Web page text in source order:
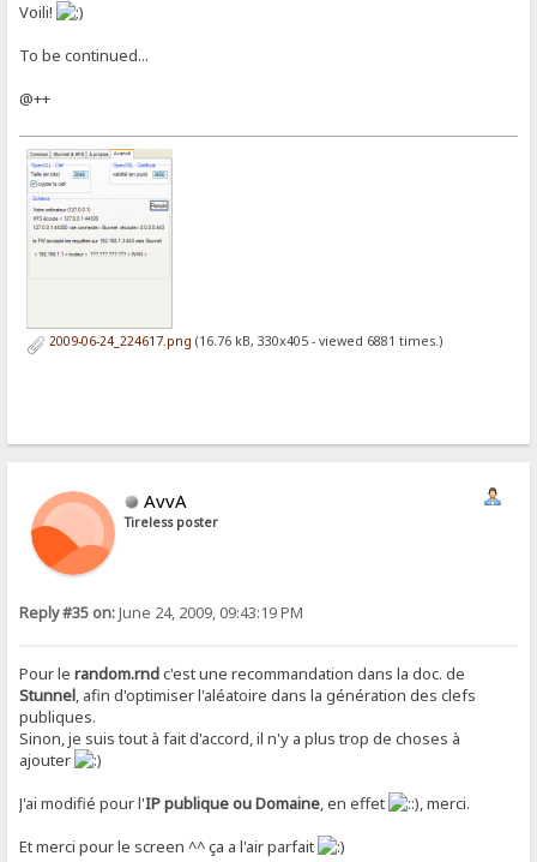
Voili!
To be continued...
@++
2009-06-24_224617.png (16.76 kB, 330x405 - viewed 6881 times.)
AvvA
Tireless poster
Reply #35 on:June 24, 2009, 09:43:19 PM
Pour lerandom.rndc'est une recommandation dans la doc. de
Stunnel, afin d'optimiser l'aléatoire dans la génération des clefs
publiques.
Sinon, je suis tout à fait d'accord, il n'y a plus trop de choses à
ajouter
J'ai modifié pour l'IP publique ou Domaine, en effet
, merci.
Et merci pour le screen ^^ ça a l'air parfait